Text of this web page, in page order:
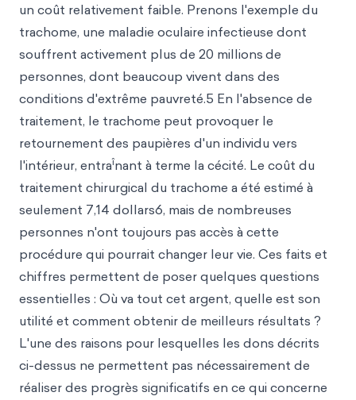
un coût relativement faible. Prenons l'exemple du
trachome, une maladie oculaire infectieuse dont
souffrent activement plus de 20 millionsde
personnes, dont beaucoup vivent dans des
conditions d'extrême pauvreté.5 En l'absence de
traitement, le trachome peut provoquer le
retournement des paupières d'un individu vers
l'intérieur, entraînant à terme la cécité. Le coût du
traitement chirurgical du trachome a été estimé à
seulement 7,14 dollars6, mais de nombreuses
personnes n'ont toujours pas accès à cette
procédure qui pourrait changer leur vie. Ces faits et
chiffres permettent de poser quelques questions
essentielles : Où va tout cet argent, quelle est son
utilité et comment obtenir de meilleurs résultats ?
L'une des raisons pour lesquelles les dons décrits
ci-dessus ne permettent pas nécessairement de
réaliser des progrès significatifs en ce qui concerne